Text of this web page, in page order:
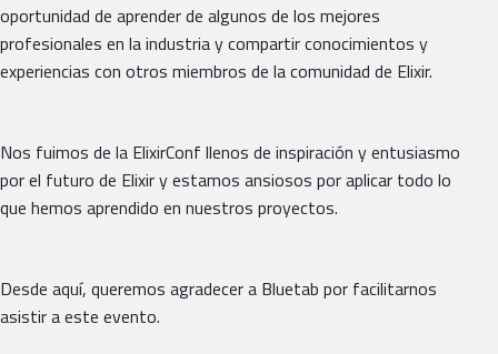
oportunidad de aprender de algunos de los mejores
profesionales en la industria y compartir conocimientos y
experiencias con otros miembros de la comunidad de Elixir.
Nos fuimos de la ElixirConf llenos de inspiración y entusiasmo
por el futuro de Elixir y estamos ansiosos por aplicar todo lo
que hemos aprendido en nuestros proyectos.
Desde aquí, queremos agradecer a Bluetab por facilitarnos
asistir a este evento.